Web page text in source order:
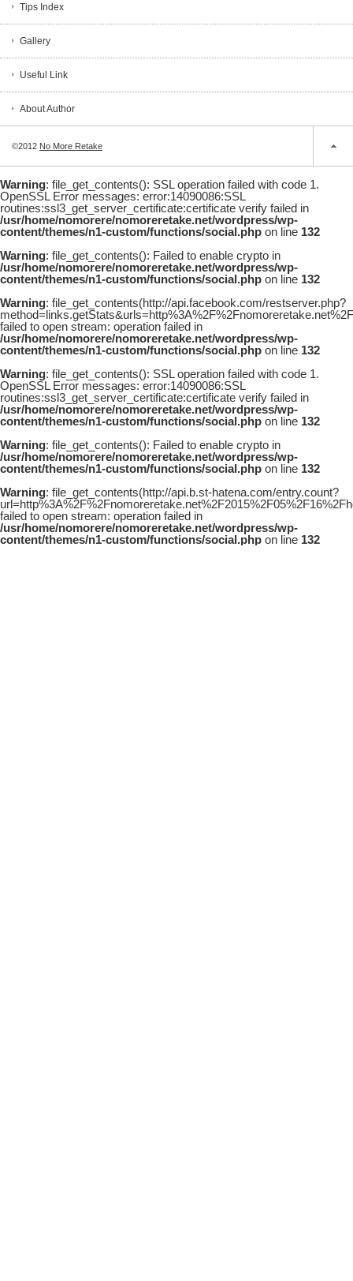
Tips Index
Gallery
Useful Link
About Author
©2012 No More Retake
Warning: file_get_contents(): SSL operation failed with code 1.
OpenSSL Error messages: error:14090086:SSL
routines:ssl3_get_server_certificate:certificate verify failed in
/usr/home/nomorere/nomoreretake.net/wordpress/wp-
content/themes/n1-custom/functions/social.php on line 132
Warning: file_get_contents(): Failed to enable crypto in
/usr/home/nomorere/nomoreretake.net/wordpress/wp-
content/themes/n1-custom/functions/social.php on line 132
Warning: file_get_contents(http://api.facebook.com/restserver.php?
failed to open stream: operation failed in
/usr/home/nomorere/nomoreretake.net/wordpress/wp-
content/themes/n1-custom/functions/social.php on line 132
Warning: file_get_contents(): SSL operation failed with code 1.
OpenSSL Error messages: error:14090086:SSL
routines:ssl3_get_server_certificate:certificate verify failed in
/usr/home/nomorere/nomoreretake.net/wordpress/wp-
content/themes/n1-custom/functions/social.php on line 132
Warning: file_get_contents(): Failed to enable crypto in
/usr/home/nomorere/nomoreretake.net/wordpress/wp-
content/themes/n1-custom/functions/social.php on line 132
Warning: file_get_contents(http://api.b.st-hatena.com/entry.count?
failed to open stream: operation failed in
/usr/home/nomorere/nomoreretake.net/wordpress/wp-
content/themes/n1-custom/functions/social.php on line 132